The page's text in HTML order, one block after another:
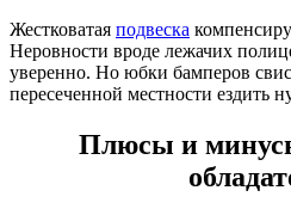
Жестковатая подвеска
Неровности вроде лежачих
уверенно. Но юбки бамперов
пересеченной местности ездить
Плюсы и